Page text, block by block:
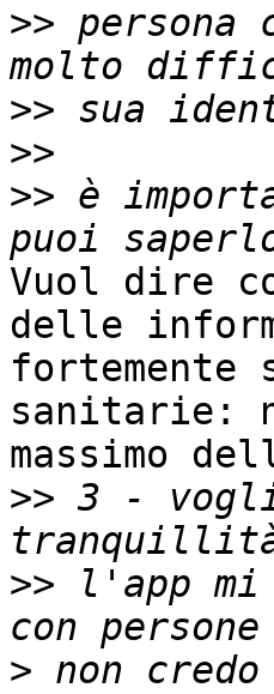
>> persona
>>
>>
>> è
Vuol dire
delle
sanitarie:
massimo
>> 3 -
>> l'app mi
> non